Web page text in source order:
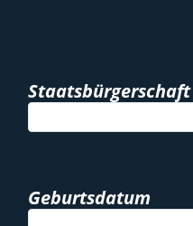
Staatsbürgerschaft
Geburtsdatum